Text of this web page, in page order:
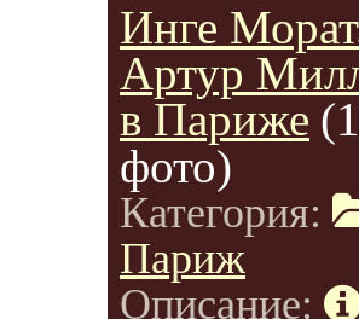
Инге
Артур
в Париже (1
фото)
Категория:
Париж
Описание: